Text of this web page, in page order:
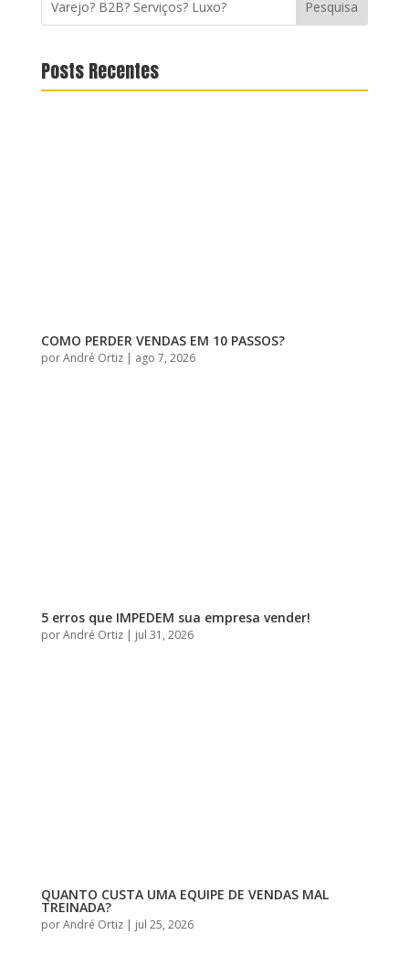
Posts Recentes
COMO PERDER VENDAS EM 10 PASSOS?
porAndré Ortiz| ago 7, 2026
5 erros que IMPEDEM sua empresa vender!
porAndré Ortiz| jul 31, 2026
QUANTO CUSTA UMA EQUIPE DE VENDAS MAL
TREINADA?
porAndré Ortiz| jul 25, 2026